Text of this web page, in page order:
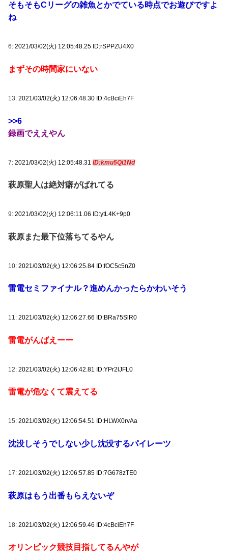
そもそもCリーグの雑魚とかでている時点でお遊びですよ
ね
6: 2021/03/02(火) 12:05:48.25 ID:rSPPZU4X0
まずその時間家にいない
13: 2021/03/02(火) 12:06:48.30 ID:4cBciEh7F
>>6
録画でええやん
7: 2021/03/02(火) 12:05:48.31 ID:kmu5Qi1Nd
萩原聖人は絶対癖がばれてる
9: 2021/03/02(火) 12:06:11.06 ID:ytL4K+9p0
萩原また最下位落ちてるやん
10: 2021/03/02(火) 12:06:25.84 ID:fOC5c5nZ0
雷電セミファイナル？進めんかったらかわいそう
11: 2021/03/02(火) 12:06:27.66 ID:BRa75SlR0
雷電がんばえーー
12: 2021/03/02(火) 12:06:42.81 ID:YPr2lJFL0
雷電が危なくて震えてる
15: 2021/03/02(火) 12:06:54.51 ID:HLWX0rvAa
沈没しそうでしない少し沈没するパイレーツ
17: 2021/03/02(火) 12:06:57.85 ID:7G678zTE0
萩原はもう出番もらえないぞ
18: 2021/03/02(火) 12:06:59.46 ID:4cBciEh7F
オリンピック競技目指してるんやが